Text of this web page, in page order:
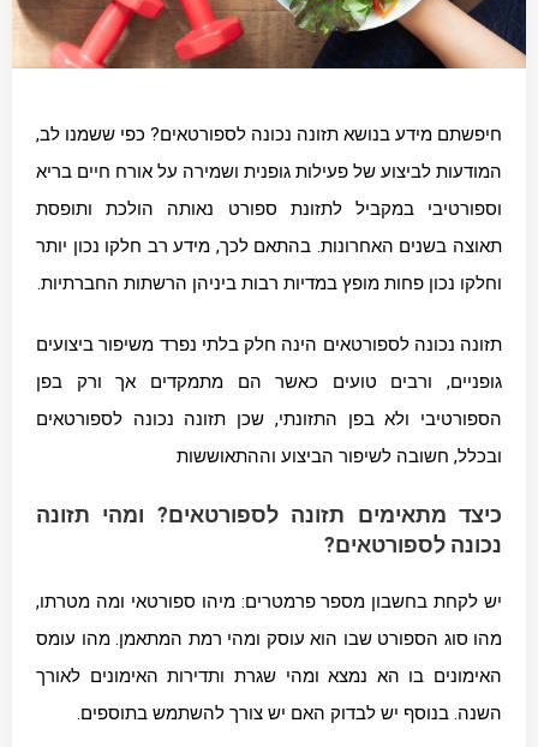
חיפשתם מידע בנושא תזונה נכונה לספורטאים? כפי ששמנו לב,
המודעות לביצוע של פעילות גופנית ושמירה על אורח חיים בריא
וספורטיבי במקביל לתזונת ספורט נאותה הולכת ותופסת
תאוצה בשנים האחרונות. בהתאם לכך, מידע רב חלקו נכון יותר
וחלקו נכון פחות מופץ במדיות רבות ביניהן הרשתות החברתיות.
תזונה נכונה לספורטאים הינה חלק בלתי נפרד משיפור ביצועים
גופניים, ורבים טועים כאשר הם מתמקדים אך ורק בפן
הספורטיבי ולא בפן התזונתי, שכן תזונה נכונה לספורטאים
ובכלל, חשובה לשיפור הביצוע וההתאוששות
כיצד מתאימים תזונה לספורטאים? ומהי תזונה
נכונה לספורטאים?
יש לקחת בחשבון מספר פרמטרים: מיהו ספורטאי ומה מטרתו,
מהו סוג הספורט שבו הוא עוסק ומהי רמת המתאמן. מהו עומס
האימונים בו הא נמצא ומהי שגרת ותדירות האימונים לאורך
השנה. בנוסף יש לבדוק האם יש צורך להשתמש בתוספים.